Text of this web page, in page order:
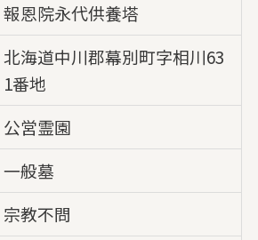
報恩院永代供養塔
北海道中川郡幕別町字相川63
1番地
公営霊園
一般墓
宗教不問